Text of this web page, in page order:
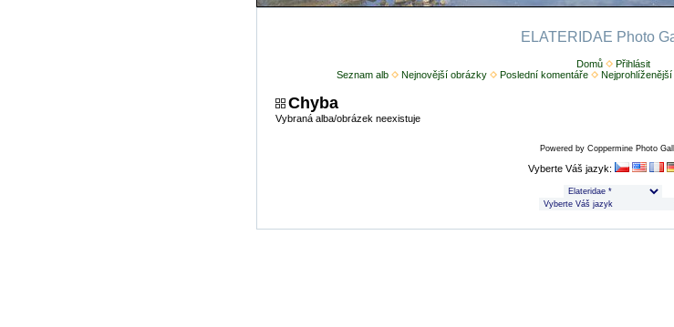
ELATERIDAE Photo
Domů
Přihlásit
Seznam alb
Nejnovější obrázky Poslední komentáře Nejprohlíženější
Chyba
Vybraná alba/obrázek neexistuje
Powered by Coppermine Photo
Vyberte Váš jazyk: